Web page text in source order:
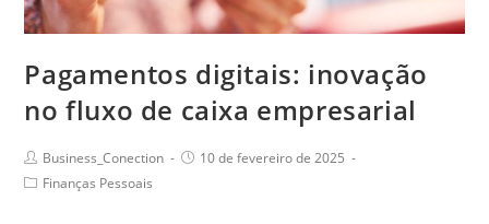
Pagamentos digitais: inovação
no fluxo de caixa empresarial
Business_Conection
10 de fevereiro de 2025
Finanças Pessoais